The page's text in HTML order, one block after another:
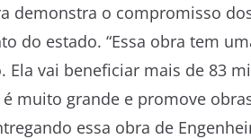
demonstra o compromisso
do estado. “Essa obra tem
vai beneficiar mais de 83
muito grande e promove
essa obra de